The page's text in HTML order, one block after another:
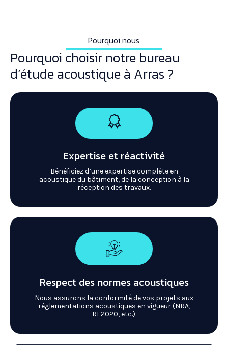
Pourquoi nous
Pourquoi choisir notre bureau
d’étude acoustique à Arras ?
Expertise et réactivité
Bénéficiez d’une expertise complète en
acoustique du bâtiment, de la conception à la
réception des travaux.
Respect des normes acoustiques
Nous assurons la conformité de vos projets aux
réglementations acoustiques en vigueur (NRA,
RE2020, etc.).